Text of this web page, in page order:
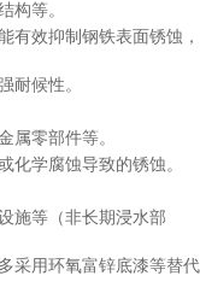
构等。
有效抑制钢铁表面锈蚀，
耐候性。
属零部件等。
化学腐蚀导致的锈蚀。
施等（非长期浸水部
采用环氧富锌底漆等替代